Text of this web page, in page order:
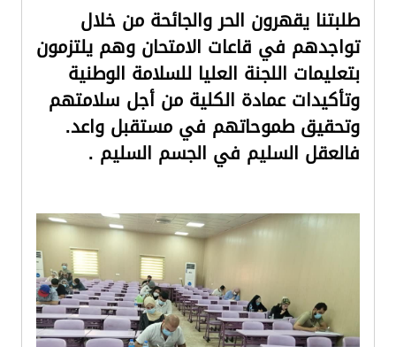
طلبتنا يقهرون الحر والجائحة من خلال
تواجدهم في قاعات الامتحان وهم يلتزمون
بتعليمات اللجنة العليا للسلامة الوطنية
وتأكيدات عمادة الكلية من أجل سلامتهم
وتحقيق طموحاتهم في مستقبل واعد.
فالعقل السليم في الجسم السليم .